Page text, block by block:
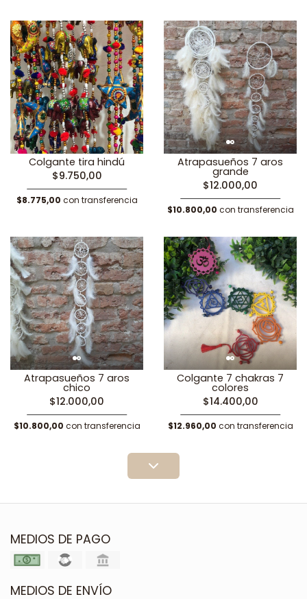
Colgante tira hindú
$9.750,00
$8.775,00 con transferencia
Atrapasueños 7 aros
grande
$12.000,00
$10.800,00 con transferencia
Atrapasueños 7 aros
chico
$12.000,00
$10.800,00 con transferencia
Colgante 7 chakras 7
colores
$14.400,00
$12.960,00 con transferencia
MEDIOS DE PAGO
MEDIOS DE ENVÍO